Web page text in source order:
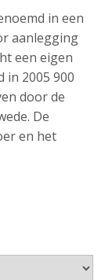
in een
aanlegging
een eigen
in 2005 900
door de
De
en het